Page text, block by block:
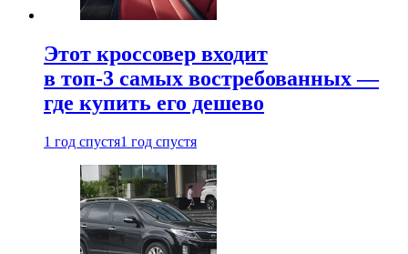
Этот кроссовер входит
в топ-3 самых востребованных —
где купить его дешево
1 год спустя1 год спустя